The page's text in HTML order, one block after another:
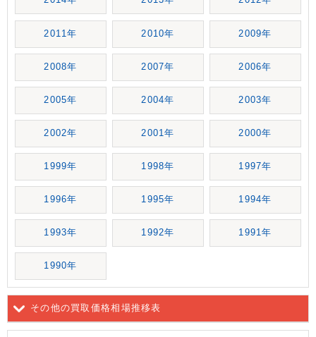
2011年 2010年 2009年
2008年 2007年 2006年
2005年 2004年 2003年
2002年 2001年 2000年
1999年 1998年 1997年
1996年 1995年 1994年
1993年 1992年 1991年
1990年
その他の買取価格相場推移表